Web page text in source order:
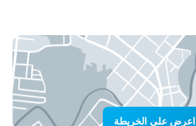
اعرض على الخريطة